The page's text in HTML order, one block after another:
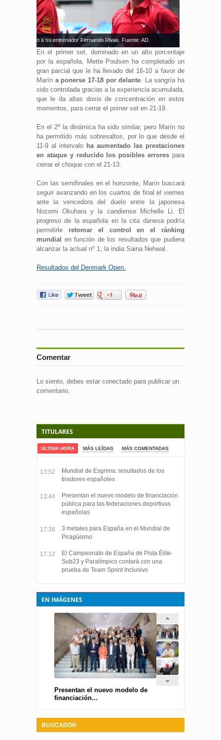
Marín junto a su entrenador Fernando Rivas. Fuente: AD.
En el primer set, dominado en un alto porcentaje
por la española, Mette Poulsen ha completado un
gran parcial que le ha llevado del 16-10 a favor de
Marín a ponerse 17-18 por delante. La sangría ha
sido controlada gracias a la experiencia acumulada,
que le da altas dosis de concentración en estos
momentos, para cerrar el primer set en 21-19.
En el 2º la dinámica ha sido similar, pero Marín no
ha permitido más sobresaltos, por lo que desde el
11-9 al intervalo ha aumentado las prestaciones
en ataque y reducido los posibles errores para
cerrar el choque con el 21-13.
Con las semifinales en el horizonte, Marín buscará
seguir avanzando en los cuartos de final el viernes
ante la vencedora del duelo entre la japonesa
Nozomi Okuhara y la candiense Michelle Li. El
progreso de la española en la cita danesa podría
permitirle retomar el control en el ránking
mundial en función de los resultados que pudiera
alcanzar la actual nº 1, la india Saina Nehwal.
Resultados del Denmark Open.
Comentar
Lo siento, debes estar conectado para publicar un
comentario.
TITULARES
ÚLTIMA HORA MÁS LEÍDAS MÁS COMENTADAS
13:52
Mundial de Esgrima: resultados de los
tiradores españoles
13:44
Presentan el nuevo modelo de financiación
pública para las federaciones deportivas
españolas
17:38
3 metales para España en el Mundial de
Piragüismo
17:12
El Campeonato de España de Pista Élite-
Sub23 y Paralímpico contará con una
prueba de Team Sprint Inclusivo
EN IMÁGENES
Presentan el nuevo modelo de
financiación...
BUSCADOR